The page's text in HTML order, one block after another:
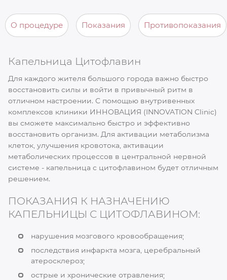
О процедуре Показания Противопоказания
Капельница Цитофлавин
Для каждого жителя большого города важно быстро
восстановить силы и войти в привычный ритм в
отличном настроении. С помощью внутривенных
комплексов клиники ИННОВАЦИЯ (INNOVATION Clinic)
вы сможете максимально быстро и эффективно
восстановить организм. Для активации метаболизма
клеток, улучшения кровотока, активации
метаболических процессов в центральной нервной
системе - капельница с цитофлавином будет отличным
решением.
ПОКАЗАНИЯ К НАЗНАЧЕНИЮ
КАПЕЛЬНИЦЫ С ЦИТОФЛАВИНОМ:
нарушения мозгового кровообращения;
последствия инфаркта мозга, церебральный
атеросклероз;
острые и хронические отравления;